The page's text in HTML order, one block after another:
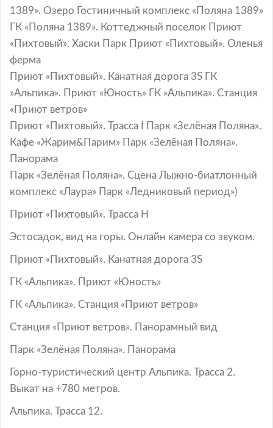
1389». Озеро Гостиничный комплекс «Поляна 1389»
ГК «Поляна 1389». Коттеджный поселок Приют
«Пихтовый». Хаски Парк Приют «Пихтовый». Оленья
ферма
Приют «Пихтовый». Канатная дорога 3S ГК
»Альпика». Приют «Юность» ГК »Альпика». Станция
«Приют ветров»
Приют «Пихтовый». Трасса I Парк «Зелёная Поляна».
Кафе «Жарим&Парим» Парк «Зелёная Поляна».
Панорама
Парк «Зелёная Поляна». Сцена Лыжно-биатлонный
комплекс «Лаура» Парк «Ледниковый период»)
Приют «Пихтовый». Трасса Н
Эстосадок, вид на горы. Онлайн камера со звуком.
Приют «Пихтовый». Канатная дорога 3S
ГК «Альпика». Приют «Юность»
ГК «Альпика». Станция «Приют ветров»
Станция «Приют ветров». Панорамный вид
Парк «Зелёная Поляна». Панорама
Горно-туристический центр Альпика. Трасса 2.
Выкат на +780 метров.
Альпика. Трасса 12.